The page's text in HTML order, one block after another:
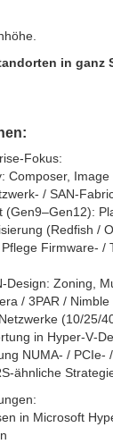
in ganz
Composer,
/
(Gen9–Gen12):
(Redfish /
Firmware‑ /
Zoning,
/ 3PAR /
(10/25/
in
NUMA‑ / PCIe‑
in Microsoft